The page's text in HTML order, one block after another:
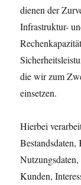
dienen der
Infrastruktur-
die wir zum
einsetzen.
Hierbei
Bestandsdaten,
Kunden,